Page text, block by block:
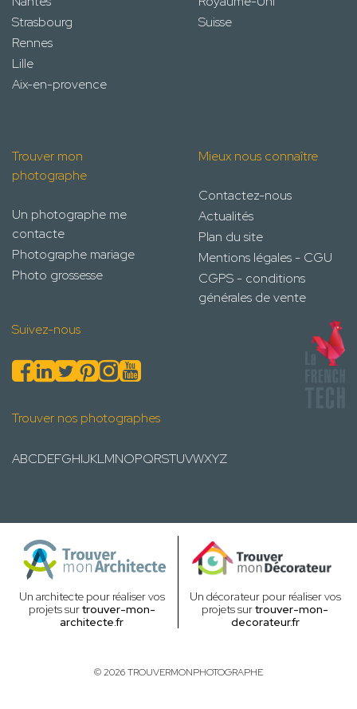
Strasbourg
Rennes
Lille
Aix-en-provence
Suisse
Trouver mon
photographe
Un photographe me
contacte
Photographe mariage
Photo grossesse
Mieux nous connaître
Contactez-nous
Actualités
Plan du site
Mentions légales - CGU
CGPS - conditions
générales de vente
Suivez-nous
Trouver nos photographes
ABCDEFGHIJKLMNOPQRSTUVWXYZ
Un architecte pour réaliser vos
projets surtrouver-mon-
architecte.fr
Un décorateur pour réaliser vos
projets surtrouver-mon-
decorateur.fr
© 2026 TROUVERMONPHOTOGRAPHE